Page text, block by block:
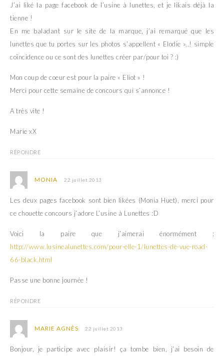
J’ai liké la page facebook de l’usine à lunettes, et je likais déjà la
tienne !
En me baladant sur le site de la marque, j’ai remarqué que les
lunettes que tu portes sur les photos s’appellent « Elodie »..! simple
coïncidence ou ce sont des lunettes créer par/pour toi ? :)
Mon coup de coeur est pour la paire « Eliot » !
Merci pour cette semaine de concours qui s’annonce !
A très vite !
Marie xX
RÉPONDRE
MONIA 22 juillet 2013
Les deux pages facebook sont bien likées (Monia Huet), merci pour
ce chouette concours j’adore L’usine à Lunettes :D
Voici la paire que j’aimerai énormément :
http://www.lusinealunettes.com/pour-elle-1/lunettes-de-vue-road-
66-black.html
Passe une bonne journée !
RÉPONDRE
MARIE AGNÈS 22 juillet 2013
Bonjour, je participe avec plaisir! ça tombe bien, j’ai besoin de